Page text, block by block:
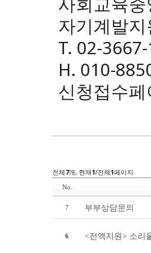
자기계발
T. 02-
H. 010-
신청접수
전체7개, 현재1/전체1페이지
No.
7 부부상담문의
6 <전액지원> 소리